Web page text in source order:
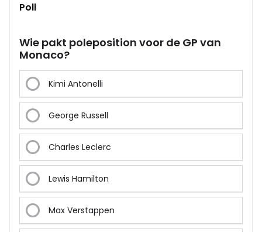
Poll
Wie pakt poleposition voor de GP van
Monaco?
Kimi Antonelli
George Russell
Charles Leclerc
Lewis Hamilton
Max Verstappen